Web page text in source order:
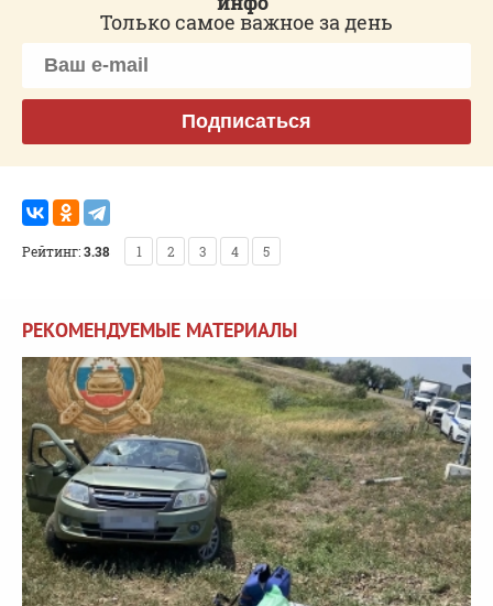
Только самое важное за день
Подписаться
Рейтинг:3.38 1 2 3 4 5
РЕКОМЕНДУЕМЫЕ МАТЕРИАЛЫ